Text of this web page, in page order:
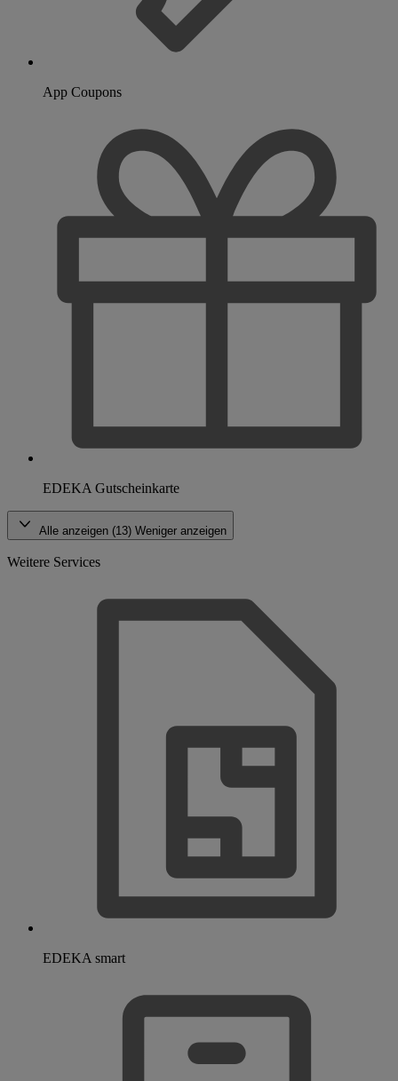
App Coupons
EDEKA Gutscheinkarte
Alle anzeigen (13) Weniger anzeigen
Weitere Services
EDEKA smart